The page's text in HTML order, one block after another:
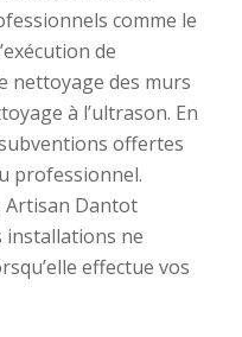
comme le
de
nettoyage des murs
à l’ultrason. En
offertes
professionnel.
Artisan Dantot
installations ne
effectue vos